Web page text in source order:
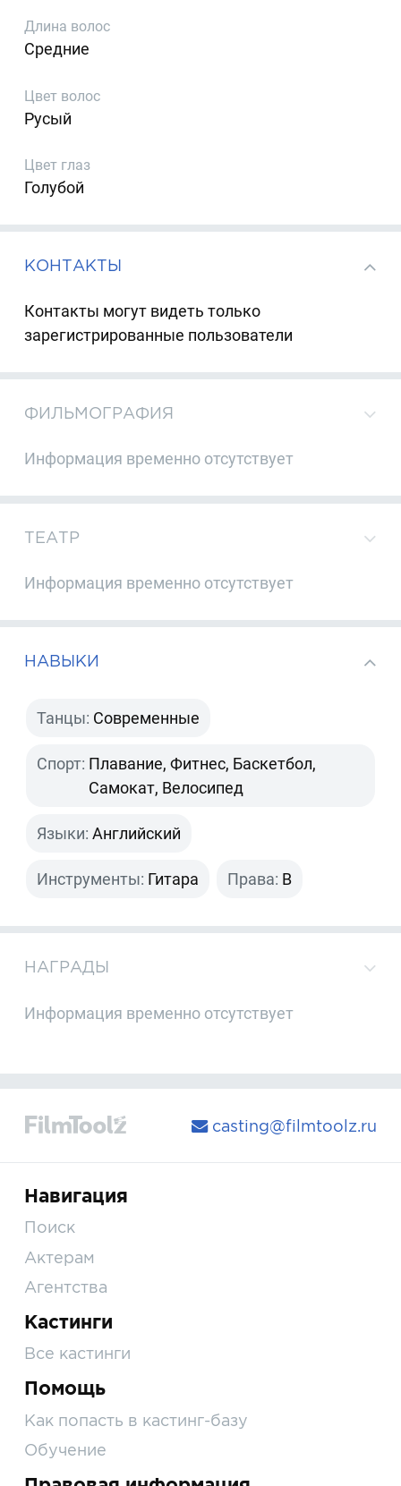
Длина волос
Средние
Цвет волос
Русый
Цвет глаз
Голубой
КОНТАКТЫ
Контакты могут видеть только
зарегистрированные пользователи
ФИЛЬМОГРАФИЯ
Информация временно отсутствует
ТЕАТР
Информация временно отсутствует
НАВЫКИ
Танцы: Современные
Спорт: Плавание, Фитнес, Баскетбол,
Самокат, Велосипед
Языки: Английский
Инструменты: Гитара Права: B
НАГРАДЫ
Информация временно отсутствует
casting@filmtoolz.ru
Навигация
Поиск
Актерам
Агентства
Кастинги
Все кастинги
Помощь
Как попасть в кастинг-базу
Обучение